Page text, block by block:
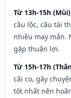
Từ 13h-15h
cầu lộc, cầu tài
nhiều may mắn.
gặp thuận lợi.
Từ 15h-17h
cãi cọ, gây
tốt nhất nên